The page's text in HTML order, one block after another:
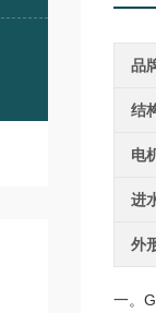
品
结
电
进
外
一。